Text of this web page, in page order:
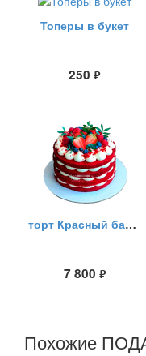
Топеры в букет
250 руб.
торт Красный бархат (вишня)
7 800 руб.
Похожие